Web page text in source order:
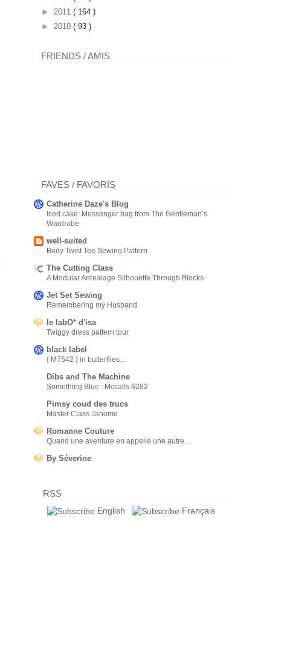
► 2011 ( 164 )
► 2010 ( 93 )
FRIENDS / AMIS
FAVES / FAVORIS
Catherine Daze's Blog
Iced cake: Messenger bag from The Gentleman’s
Wardrobe
well-suited
Body Twist Tee Sewing Pattern
The Cutting Class
A Modular Anrealage Silhouette Through Blocks
Jet Set Sewing
Remembering my Husband
le labO* d'isa
Twiggy dress pattern tour
black label
{ M7542 } in butterflies…
Dibs and The Machine
Something Blue : Mccalls 6282
Pimsy coud des trucs
Master Class Janome
Romanne Couture
Quand une aventure en appelle une autre...
By Séverine
RSS
English Français